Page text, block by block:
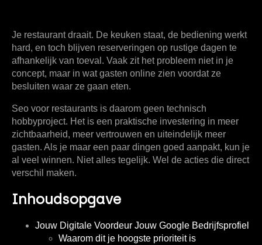
Je restaurant draait. De keuken staat, de bediening werkt
hard, en toch blijven reserveringen op rustige dagen te
afhankelijk van toeval. Vaak zit het probleem niet in je
concept, maar in wat gasten online zien voordat ze
besluiten waar ze gaan eten.
Seo voor restaurants is daarom geen technisch
hobbyproject. Het is een praktische investering in meer
zichtbaarheid, meer vertrouwen en uiteindelijk meer
gasten. Als je maar een paar dingen goed aanpakt, kun je
al veel winnen. Niet alles tegelijk. Wel de acties die direct
verschil maken.
Inhoudsopgave
Jouw Digitale Voordeur Jouw Google Bedrijfsprofiel
Waarom dit je hoogste prioriteit is